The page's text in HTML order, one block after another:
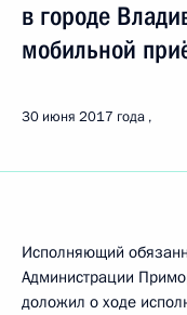
в городе
мобильной
30 июня 2017 года
Исполняющий
Администрации
доложил о ходе